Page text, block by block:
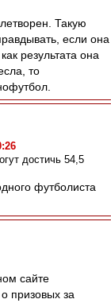
Такую
если она
результата она
то
достичь 54,5
футболиста
сайте
призовых за